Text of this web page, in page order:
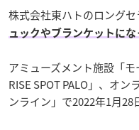
株式会社東ハトのロング
ュックやブランケットに
アミューズメント施設「
RISE SPOT PALO」、オ
ンライン」で2022年1月28